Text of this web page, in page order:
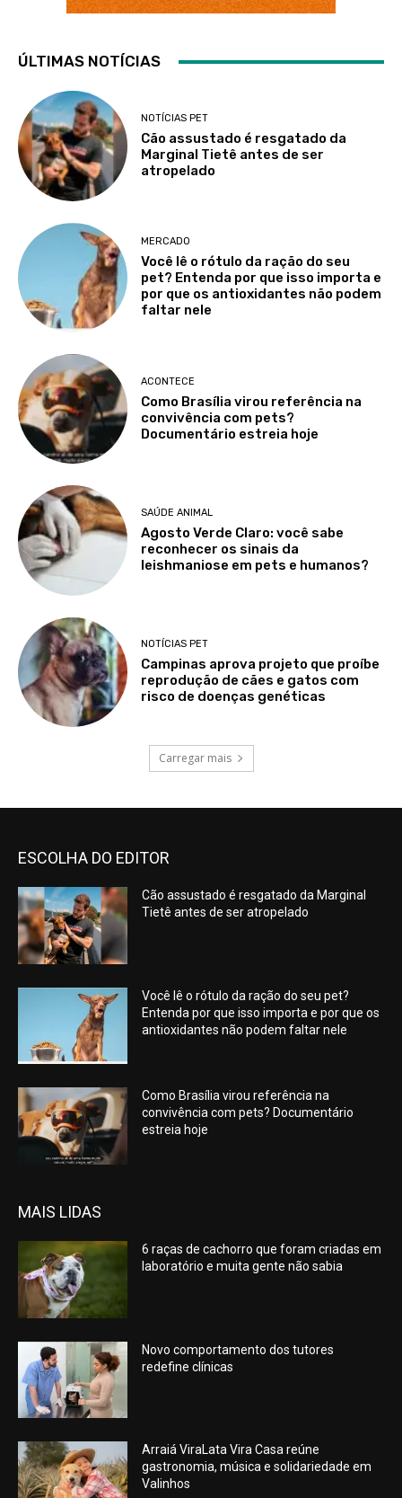
ÚLTIMAS NOTÍCIAS
NOTÍCIAS PET
Cão assustado é resgatado da
Marginal Tietê antes de ser
atropelado
MERCADO
Você lê o rótulo da ração do seu
pet? Entenda por que isso importa e
por que os antioxidantes não podem
faltar nele
ACONTECE
Como Brasília virou referência na
convivência com pets?
Documentário estreia hoje
SAÚDE ANIMAL
Agosto Verde Claro: você sabe
reconhecer os sinais da
leishmaniose em pets e humanos?
NOTÍCIAS PET
Campinas aprova projeto que proíbe
reprodução de cães e gatos com
risco de doenças genéticas
Carregar mais
ESCOLHA DO EDITOR
Cão assustado é resgatado da Marginal
Tietê antes de ser atropelado
Você lê o rótulo da ração do seu pet?
Entenda por que isso importa e por que os
antioxidantes não podem faltar nele
Como Brasília virou referência na
convivência com pets? Documentário
estreia hoje
MAIS LIDAS
6 raças de cachorro que foram criadas em
laboratório e muita gente não sabia
Novo comportamento dos tutores
redefine clínicas
Arraiá ViraLata Vira Casa reúne
gastronomia, música e solidariedade em
Valinhos